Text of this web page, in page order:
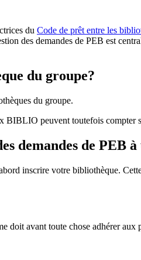
du Code de prêt entre les
des demandes de PEB est
du groupe?
du groupe.
BIBLIO peuvent toutefois compter
demandes de PEB
inscrire votre bibliothèque.
doit avant toute chose adhérer aux